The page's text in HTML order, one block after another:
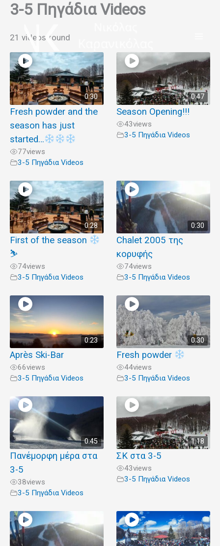
Μετάβαση
περιεχόμενο
3-5 Πηγάδια Videos
21 videos found
0:30
Fresh powder and the
season has just
started…
77views
3-5 Πηγάδια Videos
0:47
Season Opening!!!
43views
3-5 Πηγάδια Videos
0:28
First of the season
⛷
74views
3-5 Πηγάδια Videos
0:30
Chalet 2005 της
κορυφής
74views
3-5 Πηγάδια Videos
0:23
Après Ski-Bar
66views
3-5 Πηγάδια Videos
0:30
Fresh powder
44views
3-5 Πηγάδια Videos
0:45
Πανέμορφη μέρα στα
3-5
38views
3-5 Πηγάδια Videos
1:18
ΣΚ στα 3-5
43views
3-5 Πηγάδια Videos